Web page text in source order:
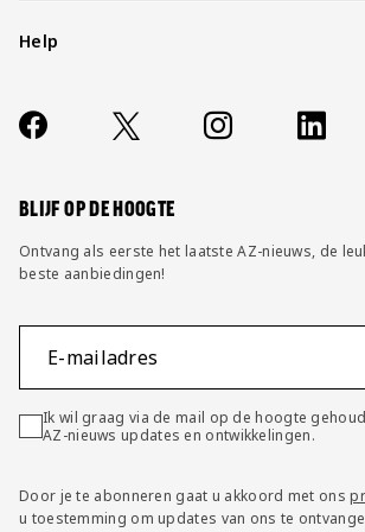
Help
Contact
FAQ
Socials
https://www.facebook.com/AZAlkmaar
X Instagram LinkedIn
BLIJF OP DE HOOGTE
Ontvang als eerste het laatste AZ-nieuws, de
beste aanbiedingen!
E-mailadres
Ik wil graag via de mail op de hoogte
AZ-nieuws updates en ontwikkelingen.
Door je te abonneren gaat u akkoord met ons
u toestemming om updates van ons te